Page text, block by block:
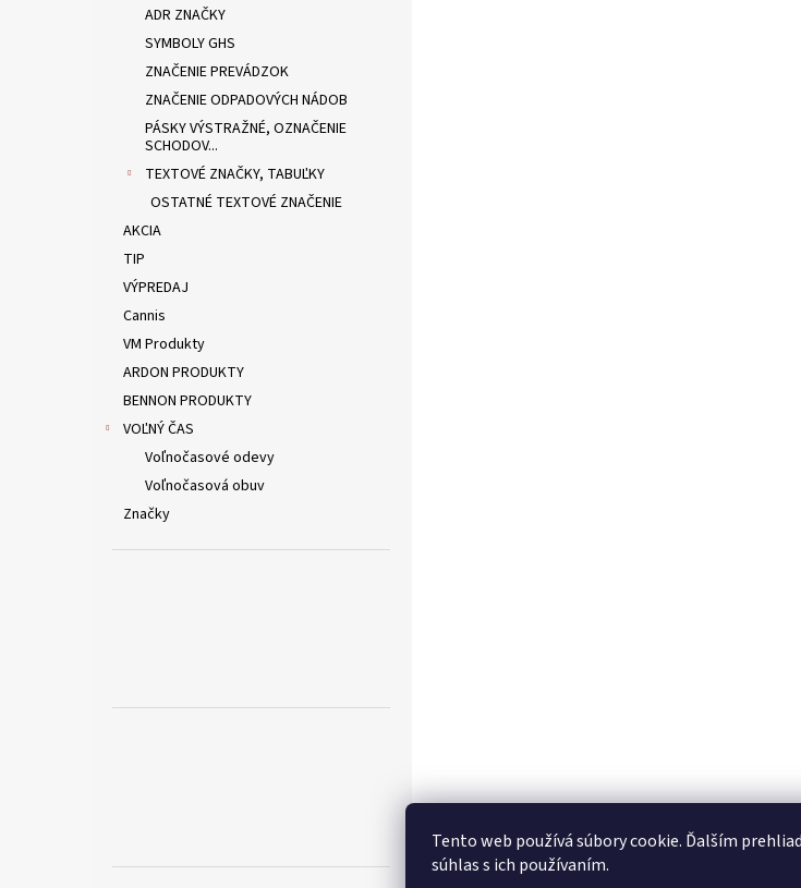
Tento web používá súbory cookie. Ďalším
súhlas s ich používaním.
ADR ZNAČKY
SYMBOLY GHS
ZNAČENIE PREVÁDZOK
ZNAČENIE ODPADOVÝCH NÁDOB
PÁSKY VÝSTRAŽNÉ, OZNAČENIE
SCHODOV...
TEXTOVÉ ZNAČKY, TABUĽKY
OSTATNÉ TEXTOVÉ ZNAČENIE
AKCIA
TIP
VÝPREDAJ
Cannis
VM Produkty
ARDON PRODUKTY
BENNON PRODUKTY
VOĽNÝ ČAS
Voľnočasové odevy
Voľnočasová obuv
Značky